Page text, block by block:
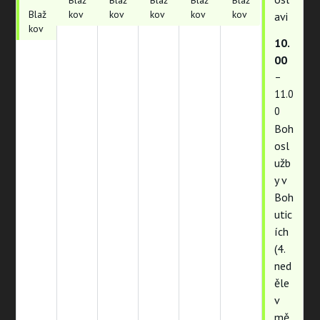
Blaž
kov
kov
kov
kov
kov
kov
avi
10.
00
–
11.0
0
Boh
osl
užb
y v
Boh
utic
ích
(4.
ned
ěle
v
mě